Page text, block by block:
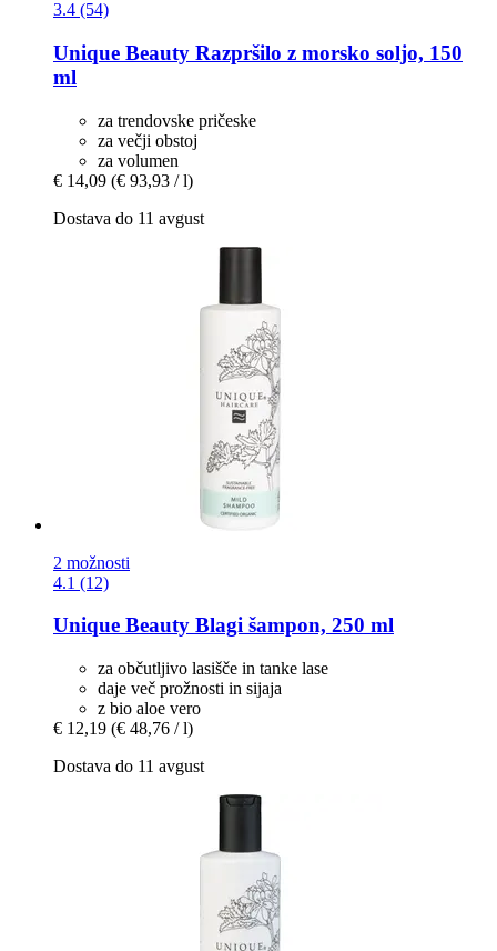
3.4 (54)
Unique Beauty Razpršilo z morsko soljo, 150
ml
za trendovske pričeske
za večji obstoj
za volumen
€ 14,09 (€ 93,93 / l)
Dostava do 11 avgust
2 možnosti
4.1 (12)
Unique Beauty Blagi šampon, 250 ml
za občutljivo lasišče in tanke lase
daje več prožnosti in sijaja
z bio aloe vero
€ 12,19 (€ 48,76 / l)
Dostava do 11 avgust